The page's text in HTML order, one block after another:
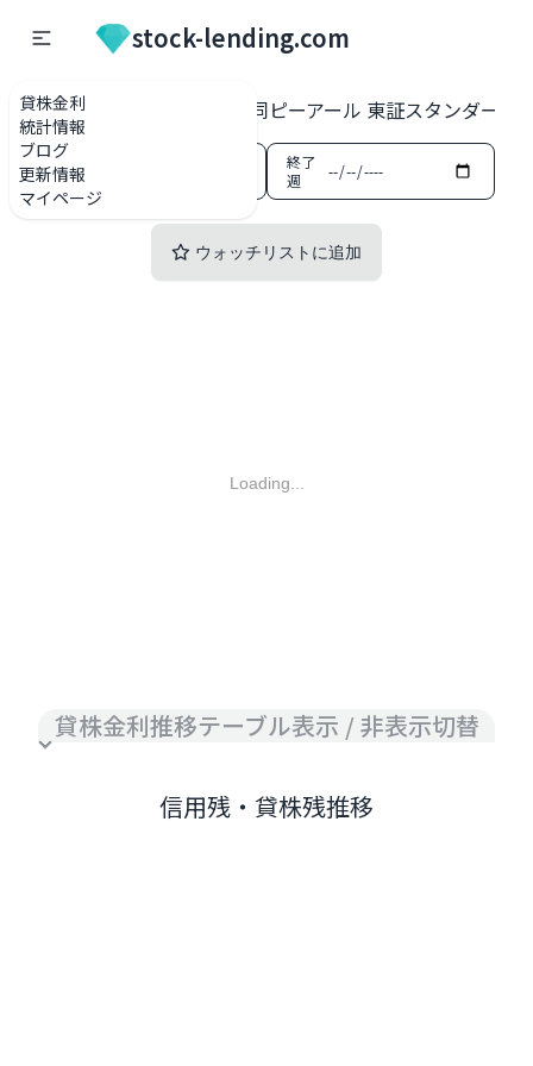
貸株金利
統計情報
ブログ
更新情報
マイページ
stock-lending.com
貸株金利一覧 2436 共同ピーアール 東証スタンダード
開始
週
終了
週
ウォッチリストに追加
Loading...
貸株金利推移テーブル表示 / 非表示切替
信用残・貸株残推移